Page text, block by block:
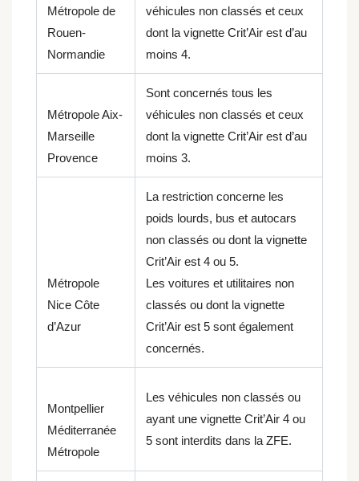
Métropole de
Rouen-
Normandie
véhicules non classés et ceux
dont la vignette Crit’Air est d’au
moins 4.
Métropole Aix-
Marseille
Provence
Sont concernés tous les
véhicules non classés et ceux
dont la vignette Crit’Air est d’au
moins 3.
Métropole
Nice Côte
d’Azur
La restriction concerne les
poids lourds, bus et autocars
non classés ou dont la vignette
Crit’Air est 4 ou 5.
Les voitures et utilitaires non
classés ou dont la vignette
Crit’Air est 5 sont également
concernés.
Montpellier
Méditerranée
Métropole
Les véhicules non classés ou
ayant une vignette Crit’Air 4 ou
5 sont interdits dans la ZFE.